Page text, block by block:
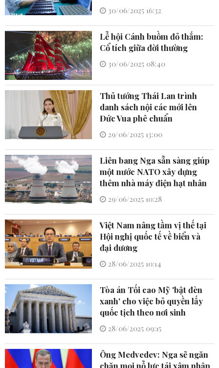
30/06/2025 16:32
Lễ hội Cánh buồm đỏ thắm:
Cổ tích giữa đời thường
30/06/2025 08:40
Thủ tướng Thái Lan trình
danh sách nội các mới lên
Đức Vua phê chuẩn
29/06/2025 13:00
Liên bang Nga sẵn sàng giúp
một nước NATO xây dựng
thêm nhà máy điện hạt nhân
29/06/2025 10:28
Việt Nam nâng tầm vị thế tại
Hội nghị quốc tế về biển và
đại dương
28/06/2025 10:14
Tòa án Tối cao Mỹ 'bật đèn
xanh' cho việc bỏ quyền lấy
quốc tịch theo nơi sinh
28/06/2025 09:15
Ông Medvedev: Nga sẽ ngăn
chặn mọi nỗ lực tái xâm nhập